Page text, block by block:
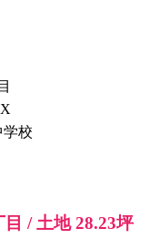
校
/ 土地 28.23坪